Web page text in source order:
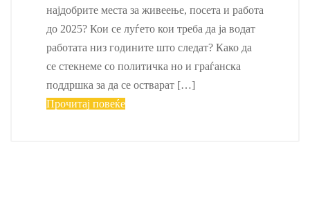
најдобрите места за живеење, посета и работа
до 2025? Кои се луѓето кои треба да ја водат
работата низ годините што следат? Како да
се стекнеме со политичка но и граѓанска
поддршка за да се остварат […]
Прочитај повеќе